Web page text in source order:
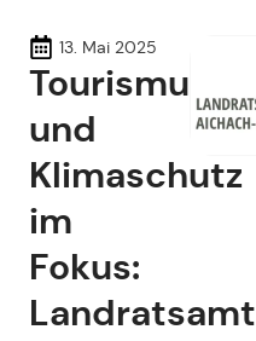
13. Mai 2025
Tourismus
und
Klimaschutz
im
Fokus:
Landratsamt